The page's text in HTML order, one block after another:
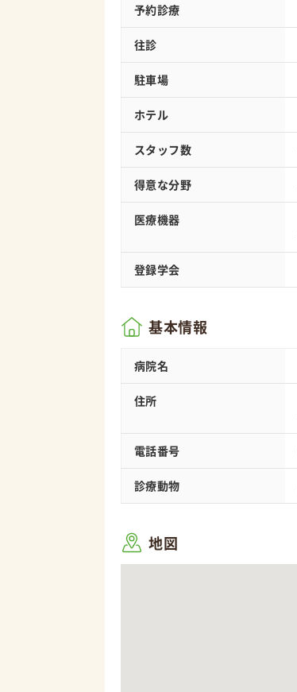
予約診療
往診
駐車場
ホテル
スタッフ数
得意な分野
医療機器
登録学会
基本情報
病院名
住所
電話番号
診療動物
地図